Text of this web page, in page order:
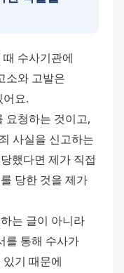
수사기관에
소와 고발은
요.
요청하는 것이고,
사실을 신고하는
했다면 제가 직접
당한 것을 제가
는 글이 아니라
를 통해 수사가
기 때문에